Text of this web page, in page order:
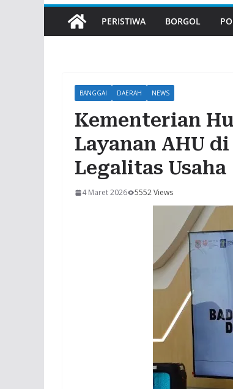
PERISTIWA BORGOL
BANGGAI DAERAH NEWS
Kementerian
Layanan AHU
Legalitas Usaha
4 Maret 2026 5552 Views